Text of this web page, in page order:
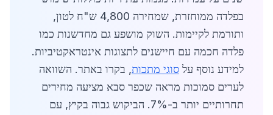
בפלדה ממוחזרת, שמחירה 4,800 ש"ח לטון,
ותורמת לקיימות. השוק מושפע גם מחדשנות כמו
פלדה חכמה עם חיישנים לתצוגות אינטראקטיביות.
למידע נוסף על סוגי מתכות, בקרו באתר. השוואה
לערים סמוכות מראה שכפר סבא מציעה מחירים
תחרותיים יותר ב-7%. הביקוש גבוה בקיץ, עם